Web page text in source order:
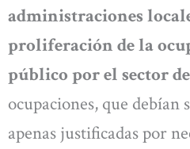
administraciones
proliferación de la
público por el sector
ocupaciones, que debían
apenas justificadas por